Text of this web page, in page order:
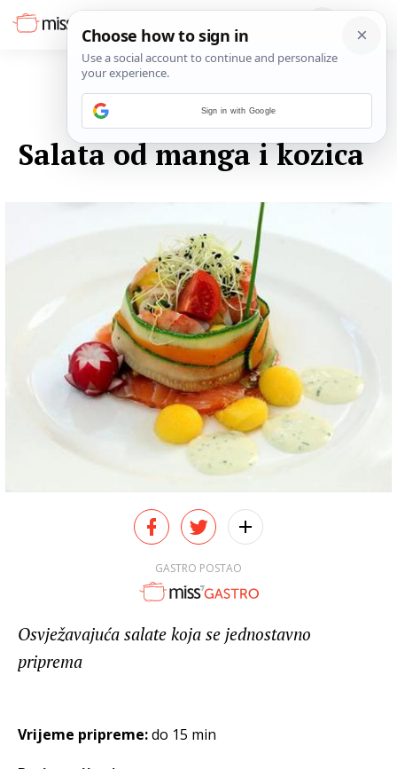
Salata od manga i kozica
GASTRO POSTAO
Osvježavajuća salate koja se jednostavno
priprema
Vrijeme pripreme:do 15 min
Sign in with Google